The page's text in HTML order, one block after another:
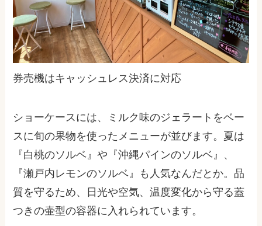
券売機はキャッシュレス決済に対応
ショーケースには、ミルク味のジェラートをベー
スに旬の果物を使ったメニューが並びます。夏は
『白桃のソルベ』や『沖縄パインのソルベ』、
『瀬戸内レモンのソルベ』も人気なんだとか。品
質を守るため、日光や空気、温度変化から守る蓋
つきの壷型の容器に入れられています。